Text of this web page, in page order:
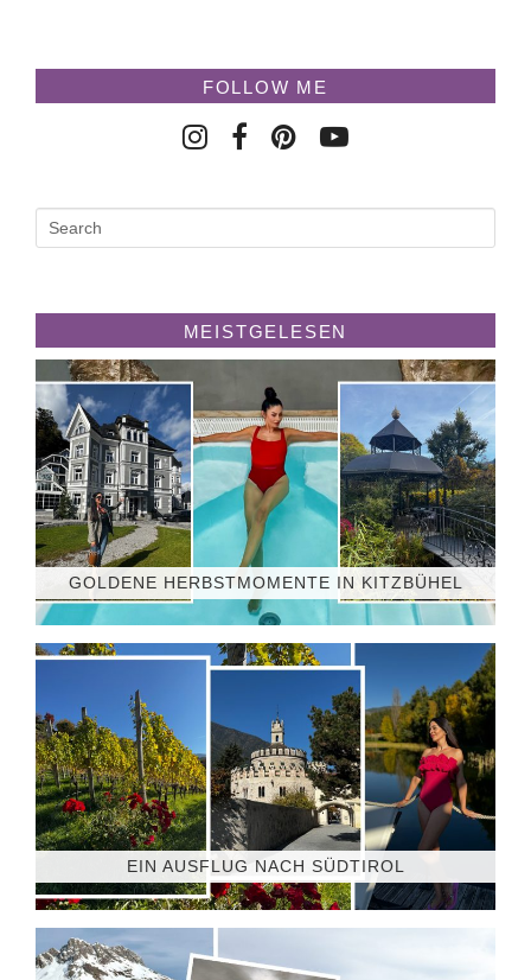
FOLLOW ME
MEISTGELESEN
GOLDENE HERBSTMOMENTE IN KITZBÜHEL
EIN AUSFLUG NACH SÜDTIROL